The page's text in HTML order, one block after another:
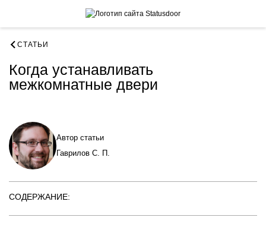
СТАТЬИ
Когда устанавливать
межкомнатные двери
Автор статьи
Гаврилов С. П.
СОДЕРЖАНИЕ: